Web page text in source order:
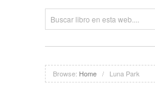
Browse: Home / Luna Park